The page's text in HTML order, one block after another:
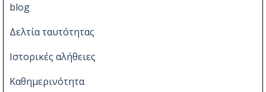
blog
Δελτία ταυτότητας
Ιστορικές αλήθειες
Καθημερινότητα